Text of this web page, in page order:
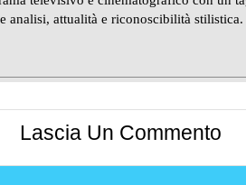
analisi, attualità e riconoscibilità stilistica.
Lascia Un Commento